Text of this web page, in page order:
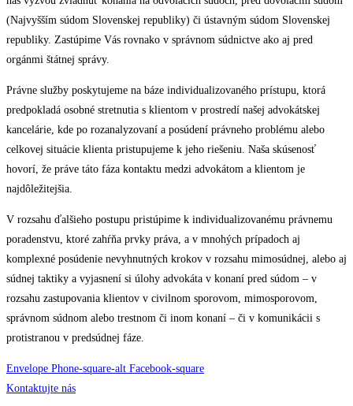
(Najvyšším súdom Slovenskej republiky) či ústavným súdom Slovenskej
republiky. Zastúpime Vás rovnako v správnom súdnictve ako aj pred
orgánmi štátnej správy.
Právne služby poskytujeme na báze individualizovaného prístupu, ktorá
predpokladá osobné stretnutia s klientom v prostredí našej advokátskej
kancelárie, kde po rozanalyzovaní a posúdení právneho problému alebo
celkovej situácie klienta pristupujeme k jeho riešeniu. Naša skúsenosť
hovorí, že práve táto fáza kontaktu medzi advokátom a klientom je
najdôležitejšia.
V rozsahu ďalšieho postupu pristúpime k individualizovanému právnemu
poradenstvu, ktoré zahŕňa prvky práva, a v mnohých prípadoch aj
komplexné posúdenie nevyhnutných krokov v rozsahu mimosúdnej, alebo aj
súdnej taktiky a vyjasnení si úlohy advokáta v konaní pred súdom – v
rozsahu zastupovania klientov v civilnom sporovom, mimosporovom,
správnom súdnom alebo trestnom či inom konaní – či v komunikácii s
protistranou v predsúdnej fáze.
Envelope Phone-square-alt Facebook-square
Kontaktujte nás